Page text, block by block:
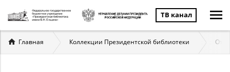
ТВ канал
Вы
здесь
Главная Коллекции Президентской библиотеки